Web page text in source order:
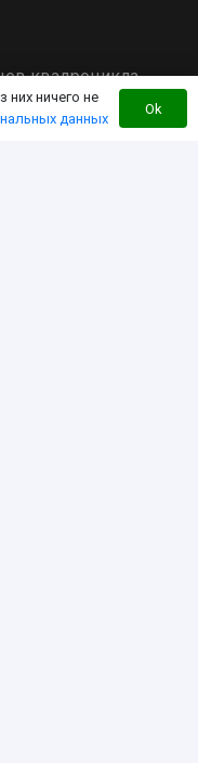
квадроцикла
них ничего не
данных
Ok